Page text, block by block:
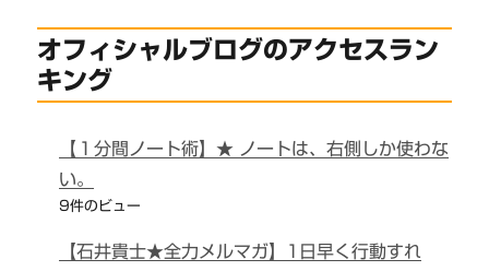
オフィシャルブログのアクセスラン
キング
【１分間ノート術】★ ノートは、右側しか使わな
い。
9件のビュー
【石井貴士★全力メルマガ】1日早く行動すれ